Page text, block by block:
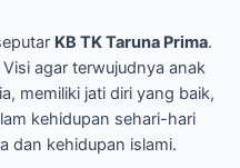
KB TK Taruna Prima.
agar terwujudnya anak
memiliki jati diri yang baik,
kehidupan sehari-hari
dan kehidupan islami.